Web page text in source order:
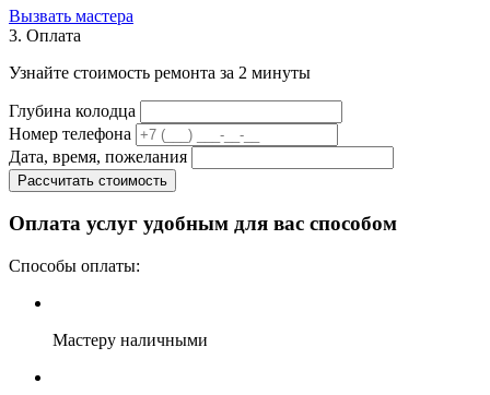
Вызвать мастера
3. Оплата
Узнайте стоимость ремонта за 2 минуты
Глубина колодца
Номер телефона
Дата, время, пожелания
Рассчитать стоимость
Оплата услуг удобным для вас способом
Способы оплаты:
Мастеру наличными